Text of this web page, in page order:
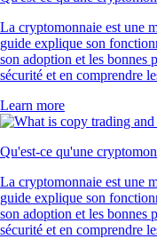
La cryptomonnaie est une
guide explique son
son adoption et les bonnes
sécurité et en comprendre
Learn more
Qu'est-ce qu'une
La cryptomonnaie est une
guide explique son
son adoption et les bonnes
sécurité et en comprendre